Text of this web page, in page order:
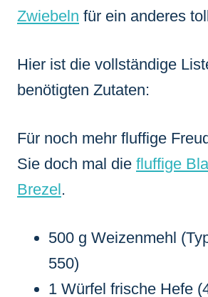
Zwiebeln für ein anderes
Hier ist die vollständige
benötigten Zutaten:
Für noch mehr fluffige
Sie doch mal die fluffige
Brezel.
500 g Weizenmehl
550)
1 Würfel frische Hefe